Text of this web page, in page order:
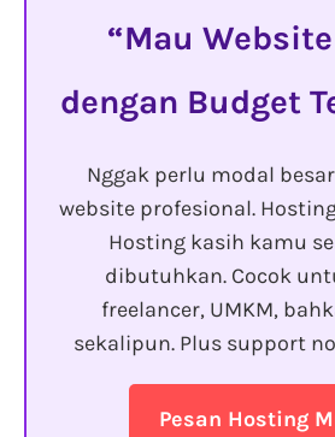
Mau
dengan Budget
Nggak perlu modal
website profesional.
Hosting kasih kamu
dibutuhkan. Cocok
freelancer, UMKM,
sekalipun. Plus support
Pesan Hosting